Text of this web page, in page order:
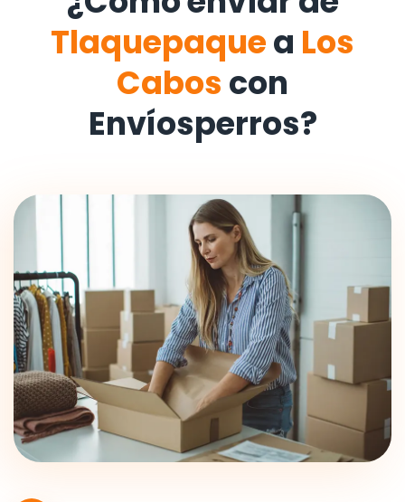
Tlaquepaquea Los
Cabos con
Envíosperros?